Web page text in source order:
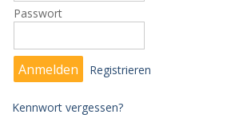
Passwort
Registrieren
Kennwort vergessen?